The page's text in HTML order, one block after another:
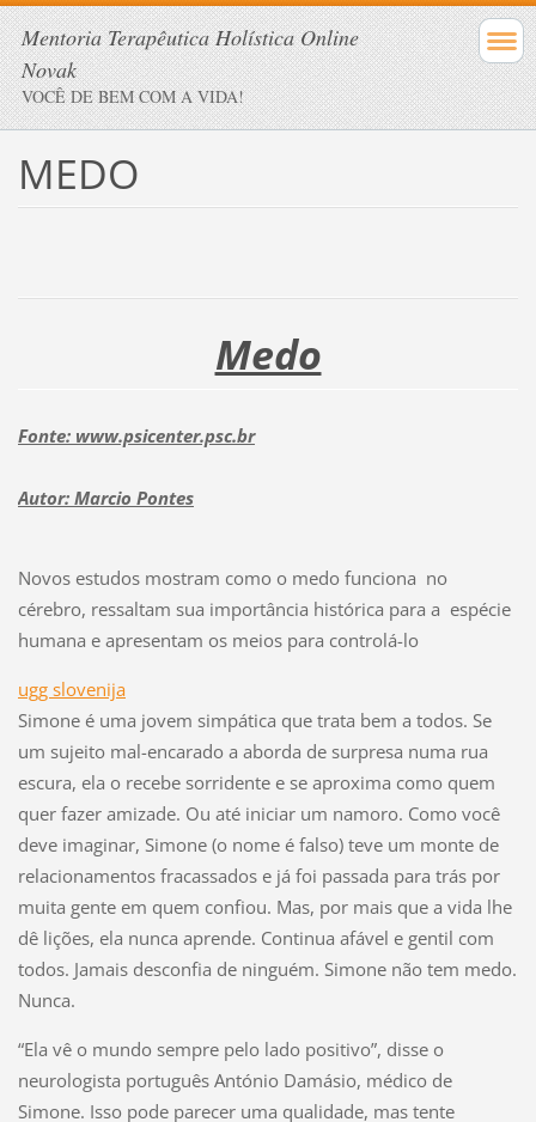
Mentoria Terapêutica Holística Online
Novak
VOCÊ DE BEM COM A VIDA!
MEDO
Medo
Fonte: www.psicenter.psc.br
Autor: Marcio Pontes
Novos estudos mostram como o medo funciona no
cérebro, ressaltam sua importância histórica para a espécie
humana e apresentam os meios para controlá-lo
ugg slovenija
Simone é uma jovem simpática que trata bem a todos. Se
um sujeito mal-encarado a aborda de surpresa numa rua
escura, ela o recebe sorridente e se aproxima como quem
quer fazer amizade. Ou até iniciar um namoro. Como você
deve imaginar, Simone (o nome é falso) teve um monte de
relacionamentos fracassados e já foi passada para trás por
muita gente em quem confiou. Mas, por mais que a vida lhe
dê lições, ela nunca aprende. Continua afável e gentil com
todos. Jamais desconfia de ninguém. Simone não tem medo.
Nunca.
“Ela vê o mundo sempre pelo lado positivo”, disse o
neurologista português António Damásio, médico de
Simone. Isso pode parecer uma qualidade, mas tente